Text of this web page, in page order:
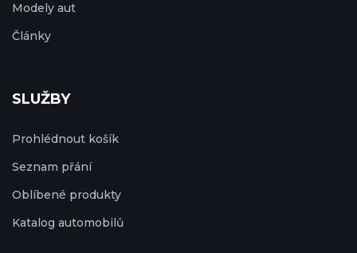
Modely aut
Články
SLUŽBY
Prohlédnout košík
Seznam přání
Oblíbené produkty
Katalog automobilů